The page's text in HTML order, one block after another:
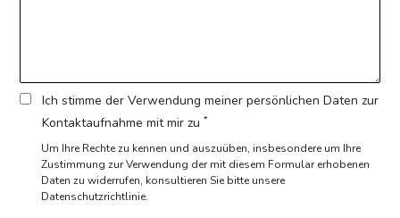
Ich stimme der Verwendung meiner persönlichen Daten zur
Kontaktaufnahme mit mir zu *
Um Ihre Rechte zu kennen und auszuüben, insbesondere um Ihre
Zustimmung zur Verwendung der mit diesem Formular erhobenen
Daten zu widerrufen, konsultieren Sie bitte unsere
Datenschutzrichtlinie.